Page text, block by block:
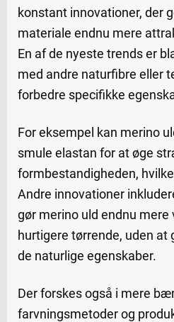
konstant innovationer, der
materiale endnu mere
En af de nyeste trends er
med andre naturfibre eller
forbedre specifikke
For eksempel kan merino
smule elastan for at øge
formbestandigheden,
Andre innovationer
gør merino uld endnu
hurtigere tørrende, uden at
de naturlige egenskaber.
Der forskes også i mere
farvningsmetoder og